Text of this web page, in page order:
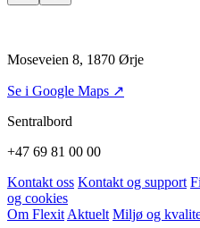
Moseveien 8, 1870 Ørje
Se i Google Maps ↗
Sentralbord
+47 69 81 00 00
Kontakt oss Kontakt og support
og cookies
Om Flexit Aktuelt Miljø og